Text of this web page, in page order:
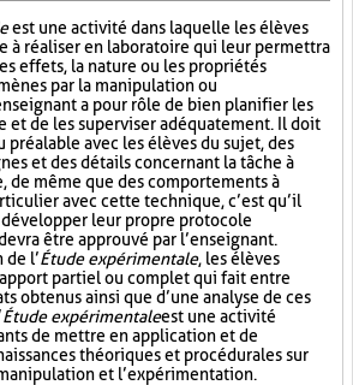
est une activité dans laquelle les élèves
à réaliser en laboratoire qui leur permettra
effets, la nature ou les propriétés
par la manipulation ou
a pour rôle de bien planifier les
et de les superviser adéquatement. Il doit
préalable avec les élèves du sujet, des
et des détails concernant la tâche à
de même que des comportements à
avec cette technique, c’est qu’il
leur propre protocole
être approuvé par l’enseignant.
l’Étude expérimentale, les élèves
partiel ou complet qui fait entre
obtenus ainsi que d’une analyse de ces
Étude expérimentaleest une activité
de mettre en application et de
théoriques et procédurales sur
et l’expérimentation.